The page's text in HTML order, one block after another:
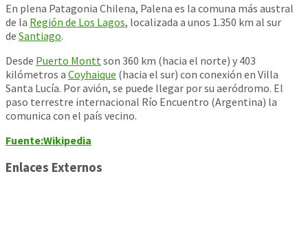
En plena Patagonia Chilena, Palena es la comuna más austral
de la Región de Los Lagos, localizada a unos 1.350 km al sur
de Santiago.
Desde Puerto Montt son 360 km (hacia el norte) y 403
kilómetros a Coyhaique (hacia el sur) con conexión en Villa
Santa Lucía. Por avión, se puede llegar por su aeródromo. El
paso terrestre internacional Río Encuentro (Argentina) la
comunica con el país vecino.
Fuente:Wikipedia
Enlaces Externos